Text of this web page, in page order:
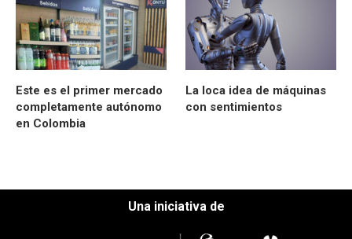
Este es el primer mercado
completamente autónomo
en Colombia
La loca idea de máquinas
con sentimientos
Una iniciativa de